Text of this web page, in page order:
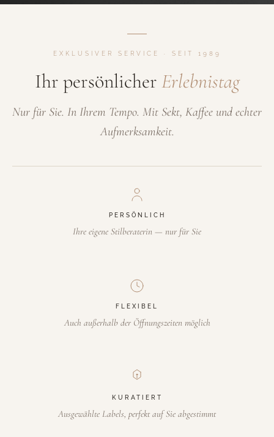
EXKLUSIVER SERVICE · SEIT 1989
Ihr persönlicher Erlebnistag
Nur für Sie. In Ihrem Tempo. Mit Sekt, Kaffee und echter
Aufmerksamkeit.
PERSÖNLICH
Ihre eigene Stilberaterin — nur für Sie
FLEXIBEL
Auch außerhalb der Öffnungszeiten möglich
KURATIERT
Ausgewählte Labels, perfekt auf Sie abgestimmt